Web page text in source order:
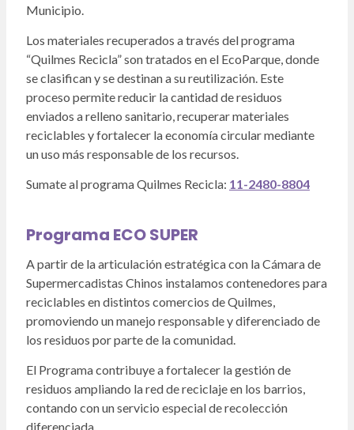
Municipio.
Los materiales recuperados a través del programa
“Quilmes Recicla” son tratados en el EcoParque, donde
se clasifican y se destinan a su reutilización. Este
proceso permite reducir la cantidad de residuos
enviados a relleno sanitario, recuperar materiales
reciclables y fortalecer la economía circular mediante
un uso más responsable de los recursos.
Sumate al programa Quilmes Recicla: 11-2480-8804
Programa ECO SUPER
A partir de la articulación estratégica con la Cámara de
Supermercadistas Chinos instalamos contenedores para
reciclables en distintos comercios de Quilmes,
promoviendo un manejo responsable y diferenciado de
los residuos por parte de la comunidad.
El Programa contribuye a fortalecer la gestión de
residuos ampliando la red de reciclaje en los barrios,
contando con un servicio especial de recolección
diferenciada.